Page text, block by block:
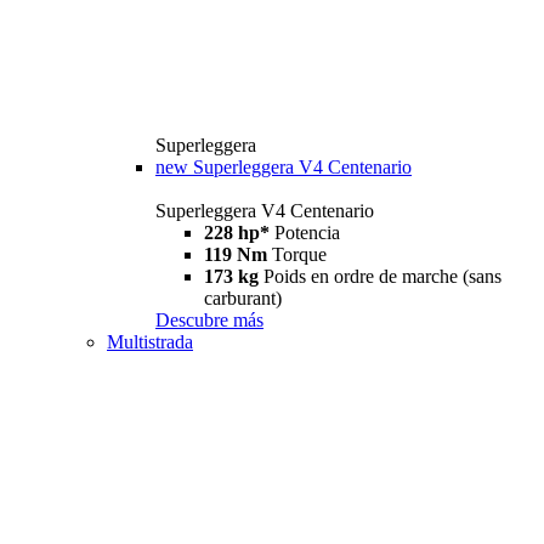
Superleggera
new Superleggera V4 Centenario
Superleggera V4 Centenario
228 hp* Potencia
119 Nm Torque
173 kg Poids en ordre de marche (sans
carburant)
Descubre más
Multistrada